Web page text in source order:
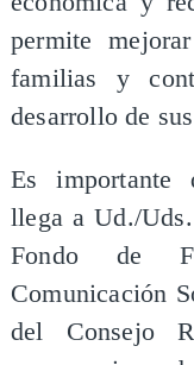
permite
familias y
desarrollo de
Es importante
llega a Ud./
Fondo de
Comunicación
del Consejo